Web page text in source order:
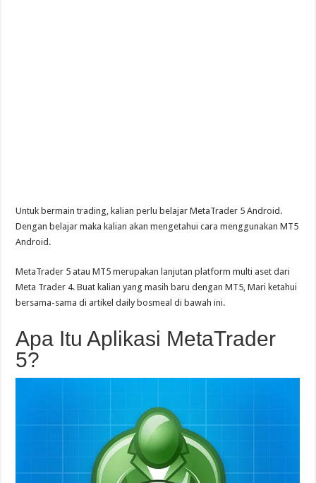
Untuk bermain trading, kalian perlu belajar MetaTrader 5 Android.
Dengan belajar maka kalian akan mengetahui cara menggunakan MT5
Android.
MetaTrader 5 atau MT5 merupakan lanjutan platform multi aset dari
Meta Trader 4. Buat kalian yang masih baru dengan MT5, Mari ketahui
bersama-sama di artikel daily bosmeal di bawah ini.
Apa Itu Aplikasi MetaTrader
5?